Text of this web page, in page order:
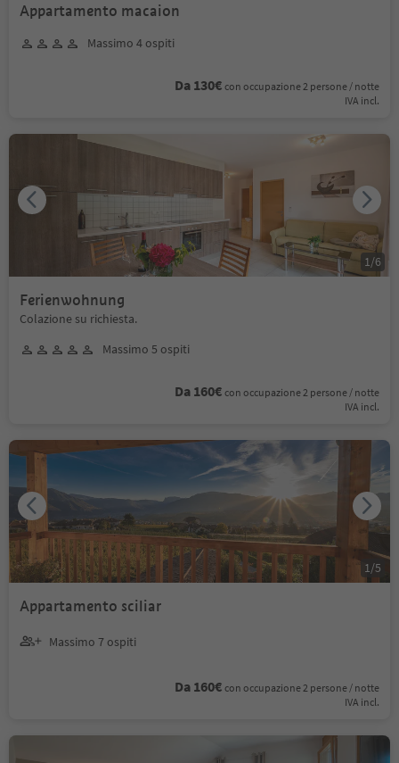
Appartamento macaion
Massimo 4 ospiti
Da 130€ con occupazione 2 persone / notte
IVA incl.
Ferienwohnung
Colazione su richiesta.
Massimo 5 ospiti
Da 160€ con occupazione 2 persone / notte
IVA incl.
1/6
Appartamento sciliar
Massimo 7 ospiti
Da 160€ con occupazione 2 persone / notte
IVA incl.
1/5